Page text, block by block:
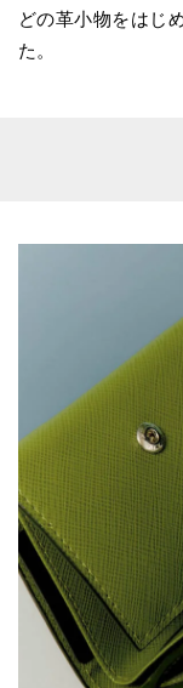
どの革小物をはじ
た。